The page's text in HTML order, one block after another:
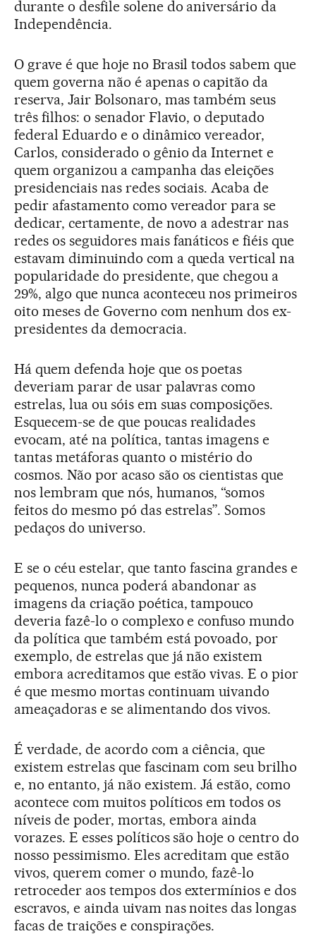
durante o desfile solene do aniversário da
Independência.
O grave é que hoje no Brasil todos sabem que
quem governa não é apenas o capitão da
reserva, Jair Bolsonaro, mas também seus
três filhos: o senador Flavio, o deputado
federal Eduardo e o dinâmico vereador,
Carlos, considerado o gênio da Internet e
quem organizou a campanha das eleições
presidenciais nas redes sociais. Acaba de
pedir afastamento como vereador para se
dedicar, certamente, de novo a adestrar nas
redes os seguidores mais fanáticos e fiéis que
estavam diminuindo com a queda vertical na
popularidade do presidente, que chegou a
29%, algo que nunca aconteceu nos primeiros
oito meses de Governo com nenhum dos ex-
presidentes da democracia.
Há quem defenda hoje que os poetas
deveriam parar de usar palavras como
estrelas, lua ou sóis em suas composições.
Esquecem-se de que poucas realidades
evocam, até na política, tantas imagens e
tantas metáforas quanto o mistério do
cosmos. Não por acaso são os cientistas que
nos lembram que nós, humanos, “somos
feitos do mesmo pó das estrelas”. Somos
pedaços do universo.
E se o céu estelar, que tanto fascina grandes e
pequenos, nunca poderá abandonar as
imagens da criação poética, tampouco
deveria fazê-lo o complexo e confuso mundo
da política que também está povoado, por
exemplo, de estrelas que já não existem
embora acreditamos que estão vivas. E o pior
é que mesmo mortas continuam uivando
ameaçadoras e se alimentando dos vivos.
É verdade, de acordo com a ciência, que
existem estrelas que fascinam com seu brilho
e, no entanto, já não existem. Já estão, como
acontece com muitos políticos em todos os
níveis de poder, mortas, embora ainda
vorazes. E esses políticos são hoje o centro do
nosso pessimismo. Eles acreditam que estão
vivos, querem comer o mundo, fazê-lo
retroceder aos tempos dos extermínios e dos
escravos, e ainda uivam nas noites das longas
facas de traições e conspirações.